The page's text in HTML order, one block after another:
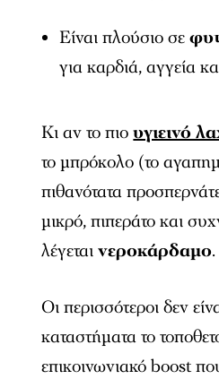
Είναι πλούσιο σε
για καρδιά, αγγεία
Κι αν το πιουγιεινό
το μπρόκολο (το
πιθανότατα
μικρό, πιπεράτο και
λέγεταινεροκάρδαμο.
Οι περισσότεροι δεν
καταστήματα το
επικοινωνιακό boost